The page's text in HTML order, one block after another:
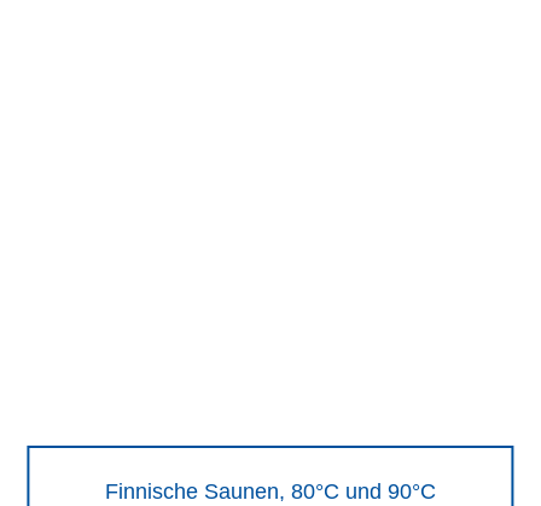
Finnische Saunen, 80°C und 90°C